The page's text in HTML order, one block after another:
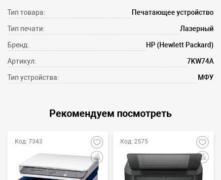
Тип товара: Печатающее устройство
Тип печати: Лазерный
Бренд: HP (Hewlett Packard)
Артикул: 7KW74A
Тип устройства: МФУ
Рекомендуем посмотреть
Код: 7343 Код: 2575